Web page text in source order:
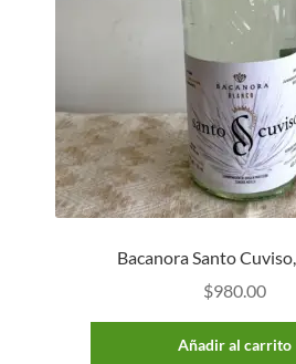
Bacanora Santo
$980.00
Añadir al carrito